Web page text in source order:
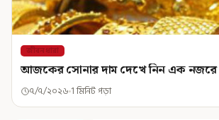
জীবনধারা
আজকের সোনার দাম দেখে নিন এক নজরে
৭/৭/২০২৬ 1 মিনিট পড়া